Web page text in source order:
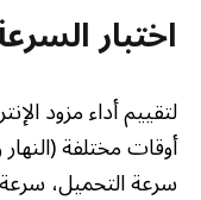
اختبار
لتقييم أداء مزود
أوقات مختلفة (النهار